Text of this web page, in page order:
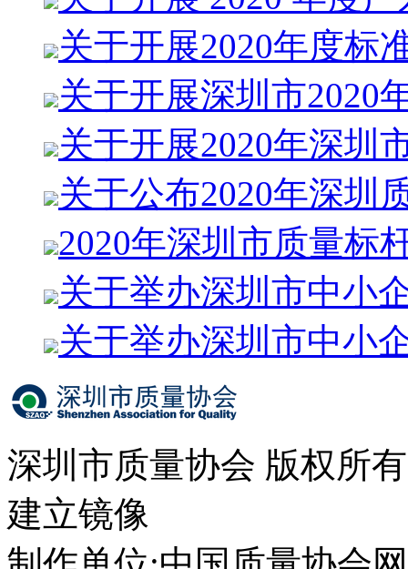
关于开展2020年度标
关于开展深圳市2020
关于开展2020年深圳
关于公布2020年深圳
2020年深圳市质量标
关于举办深圳市中小
关于举办深圳市中小
深圳市质量协会 版权所
建立镜像